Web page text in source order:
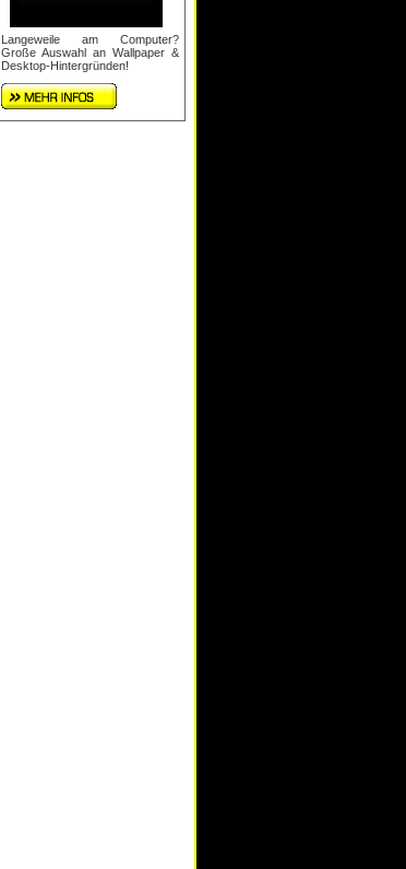
Langeweile am Computer?
Große Auswahl an Wallpaper &
Desktop-Hintergründen!